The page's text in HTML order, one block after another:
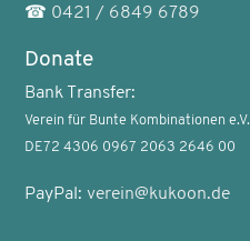
☎ 0421 / 6849 6789
Donate
Bank Transfer:
Verein für Bunte Kombinationen e.V.
DE72 4306 0967 2063 2646 00
PayPal:verein@kukoon.de